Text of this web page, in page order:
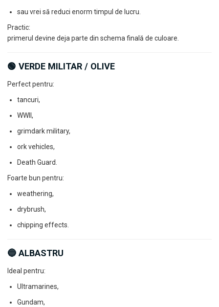
sau vrei să reduci enorm timpul de lucru.
Practic:
primerul devine deja parte din schema finală de culoare.
🟢 VERDE MILITAR / OLIVE
Perfect pentru:
tancuri,
WWII,
grimdark military,
ork vehicles,
Death Guard.
Foarte bun pentru:
weathering,
drybrush,
chipping effects.
🔵 ALBASTRU
Ideal pentru:
Ultramarines,
Gundam,